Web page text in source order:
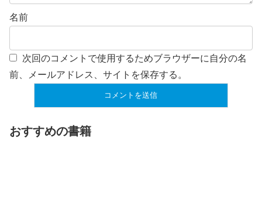
名前
次回のコメントで使用するためブラウザーに自分の名
前、メールアドレス、サイトを保存する。
おすすめの書籍